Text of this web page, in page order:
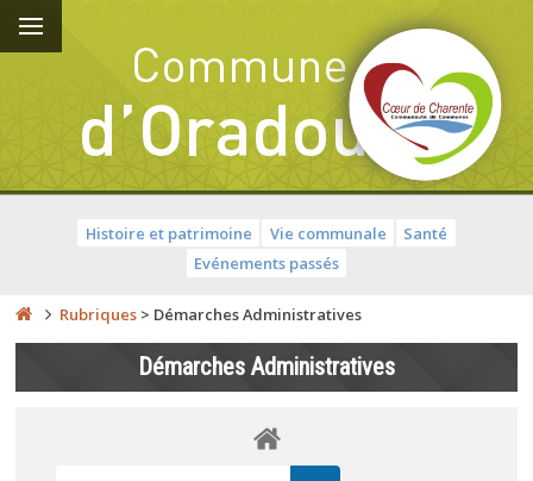
Histoire et patrimoine Vie communale
Santé
Evénements passés
Rubriques > Démarches Administratives
Démarches Administratives